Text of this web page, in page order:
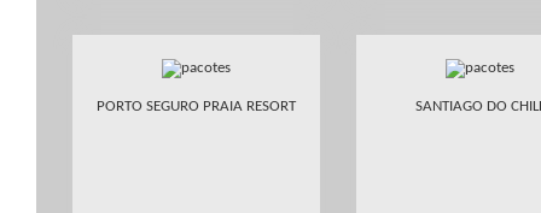
PORTO SEGURO PRAIA RESORT SANTIAGO DO